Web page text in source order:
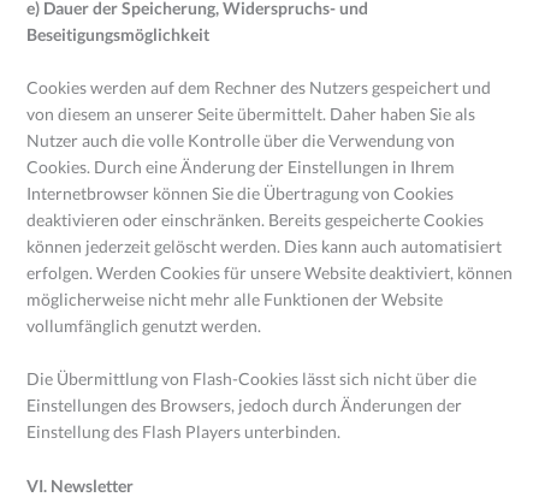
e) Dauer der Speicherung, Widerspruchs- und
Beseitigungsmöglichkeit
Cookies werden auf dem Rechner des Nutzers gespeichert und
von diesem an unserer Seite übermittelt. Daher haben Sie als
Nutzer auch die volle Kontrolle über die Verwendung von
Cookies. Durch eine Änderung der Einstellungen in Ihrem
Internetbrowser können Sie die Übertragung von Cookies
deaktivieren oder einschränken. Bereits gespeicherte Cookies
können jederzeit gelöscht werden. Dies kann auch automatisiert
erfolgen. Werden Cookies für unsere Website deaktiviert, können
möglicherweise nicht mehr alle Funktionen der Website
vollumfänglich genutzt werden.
Die Übermittlung von Flash-Cookies lässt sich nicht über die
Einstellungen des Browsers, jedoch durch Änderungen der
Einstellung des Flash Players unterbinden.
VI. Newsletter